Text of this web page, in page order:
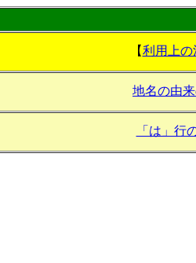
【利用上の
地名の由
「は」行